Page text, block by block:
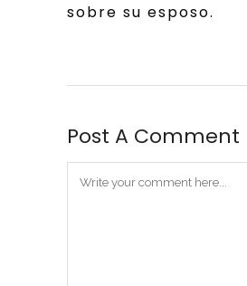
sobre su esposo.
Post A Comment